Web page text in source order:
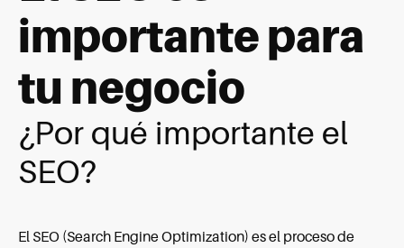
importante para
tu negocio
¿Por qué importante el
SEO?
El SEO (Search Engine Optimization) es el proceso de